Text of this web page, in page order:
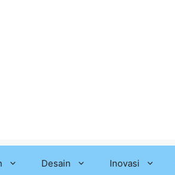
Desain Inovasi